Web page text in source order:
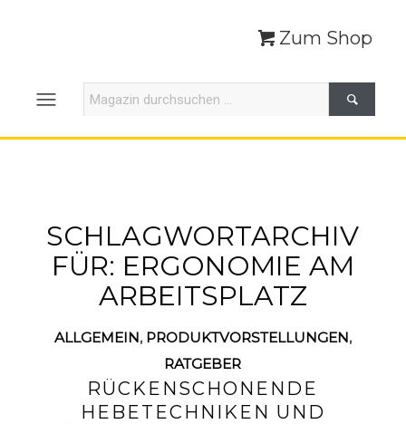
Zum Shop
SCHLAGWORTARCHIV
FÜR: ERGONOMIE AM
ARBEITSPLATZ
ALLGEMEIN, PRODUKTVORSTELLUNGEN,
RATGEBER
RÜCKENSCHONENDE
HEBETECHNIKEN UND